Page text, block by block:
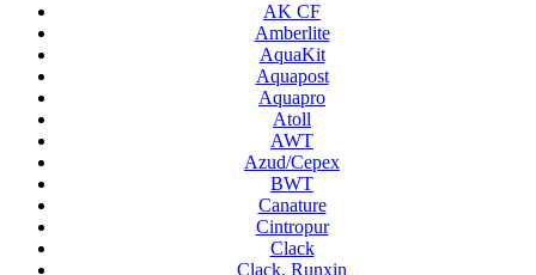
AK CF
Amberlite
AquaKit
Aquapost
Aquapro
Atoll
AWT
Azud/Cepex
BWT
Canature
Cintropur
Clack
Clack, Runxin